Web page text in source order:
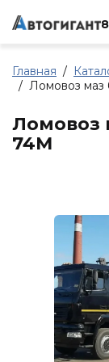
Главная
Ломовоз
Ломовоз
74М